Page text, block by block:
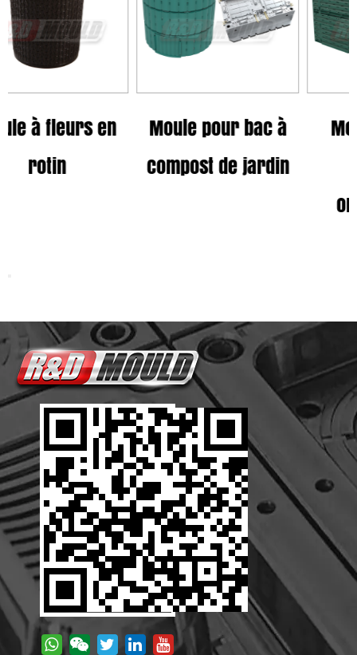
Moule pour bac à
compost de jardin
Moule de boîte
d'engrais
organique de